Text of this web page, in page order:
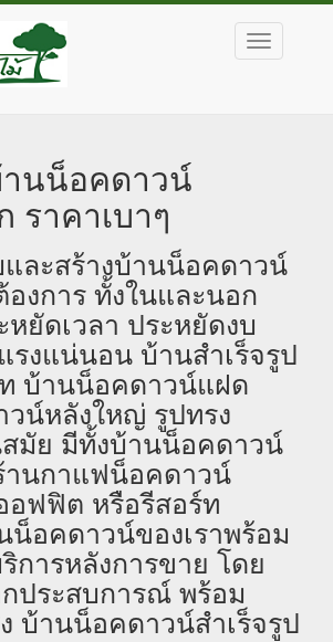
บ้าน
ศาลา
นน็อคดาวน์
ราคาเบาๆ
ละสร้างบ้านน็อคดาวน์
งการ ทั้งในและนอก
ยัดเวลา ประหยัดงบ
รงแน่นอน บ้านสำเร็จรูป
บ้านน็อคดาวน์แฝด
น์หลังใหญ่ รูปทรง
มัย มีทั้งบ้านน็อคดาวน์
านกาแฟน็อคดาวน์
อฟฟิต หรือรีสอร์ท
น็อคดาวน์ของเราพร้อม
การหลังการขาย โดย
ประสบการณ์ พร้อม
บ้านน็อคดาวน์สำเร็จรูป